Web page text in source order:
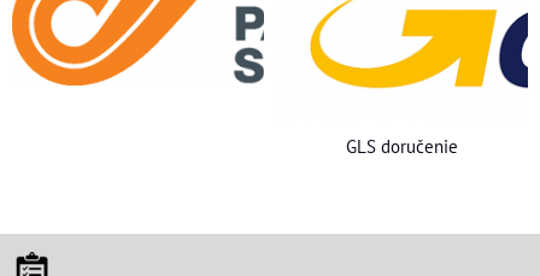
GLS doručenie